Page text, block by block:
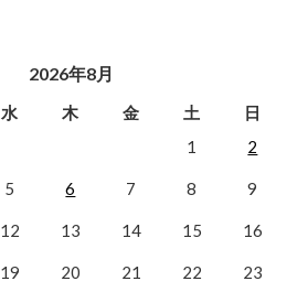
2026年8月
水 木 金 土
日
1
2
5 6 7 8 9
12 13 14 15 16
19 20 21 22 23